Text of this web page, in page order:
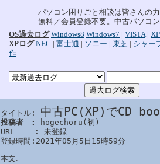
パソコン困りごと相談は皆さんの
無料／会員登録不要。中古パソコ
OS過去ログ Windows8 Windows7 | VISTA| XP
XPログ NEC | 富士通 | ソニー | 東芝 | シャー
作
タイトル: 中古PC(XP)でCD
投稿者　:
hogechoru(初)
URL　　 : 未登録
登録時間:2021年05月5日15時59分
本文: